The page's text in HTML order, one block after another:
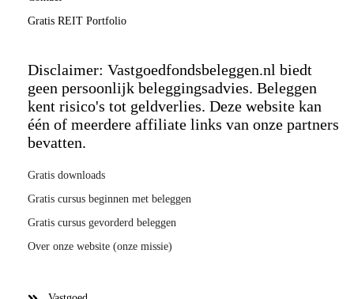
Gratis REIT Portfolio
Disclaimer: Vastgoedfondsbeleggen.nl biedt
geen persoonlijk beleggingsadvies. Beleggen
kent risico's tot geldverlies. Deze website kan
één of meerdere affiliate links van onze partners
bevatten.
Gratis downloads
Gratis cursus beginnen met beleggen
Gratis cursus gevorderd beleggen
Over onze website (onze missie)